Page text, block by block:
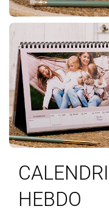
the
HEBDO